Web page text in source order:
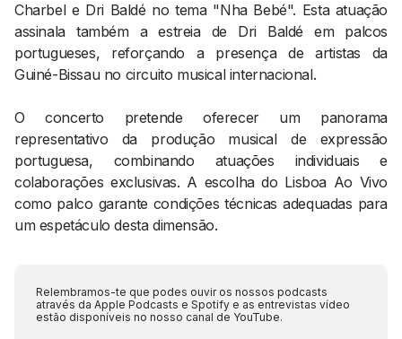
Charbel e Dri Baldé no tema "Nha Bebé". Esta atuação
assinala também a estreia de Dri Baldé em palcos
portugueses, reforçando a presença de artistas da
Guiné-Bissau no circuito musical internacional.
O concerto pretende oferecer um panorama
representativo da produção musical de expressão
portuguesa, combinando atuações individuais e
colaborações exclusivas. A escolha do Lisboa Ao Vivo
como palco garante condições técnicas adequadas para
um espetáculo desta dimensão.
Relembramos-te que podes ouvir os nossos podcasts
através da Apple Podcasts e Spotify e as entrevistas vídeo
estão disponíveis no nosso canal de YouTube.